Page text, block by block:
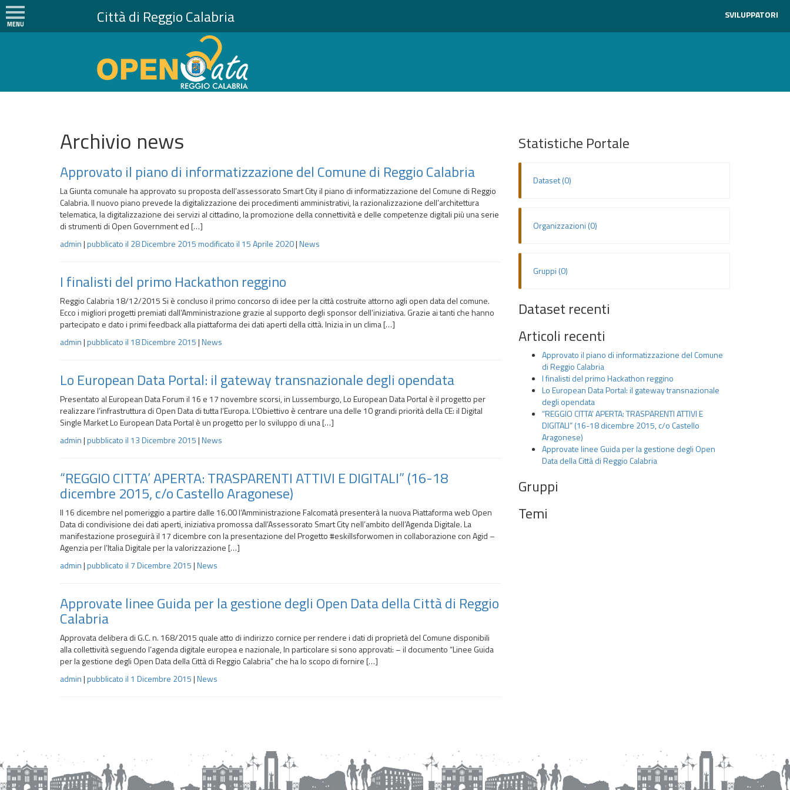
MENU Città di Reggio Calabria SVILUPPATORI
Archivio news
Approvato il piano di informatizzazione del Comune di Reggio Calabria
La Giunta comunale ha approvato su proposta dell’assessorato Smart City il piano di informatizzazione del Comune di Reggio
Calabria. Il nuovo piano prevede la digitalizzazione dei procedimenti amministrativi, la razionalizzazione dell’architettura
telematica, la digitalizzazione dei servizi al cittadino, la promozione della connettività e delle competenze digitali più una serie
di strumenti di Open Government ed […]
admin|pubblicato il 28 Dicembre 2015modificato il 15 Aprile 2020|News
I finalisti del primo Hackathon reggino
Reggio Calabria 18/12/2015 Si è concluso il primo concorso di idee per la città costruite attorno agli open data del comune.
Ecco i migliori progetti premiati dall’Amministrazione grazie al supporto degli sponsor dell’iniziativa. Grazie ai tanti che hanno
partecipato e dato i primi feedback alla piattaforma dei dati aperti della città. Inizia in un clima […]
admin|pubblicato il 18 Dicembre 2015|News
Lo European Data Portal: il gateway transnazionale degli opendata
Presentato al European Data Forum il 16 e 17 novembre scorsi, in Lussemburgo, Lo European Data Portal è il progetto per
realizzare l’infrastruttura di Open Data di tutta l’Europa. L’Obiettivo è centrare una delle 10 grandi priorità della CE: il Digital
Single Market Lo European Data Portal è un progetto per lo sviluppo di una […]
admin|pubblicato il 13 Dicembre 2015|News
“REGGIO CITTA’ APERTA: TRASPARENTI ATTIVI E DIGITALI” (16-18
dicembre 2015, c/o Castello Aragonese)
Il 16 dicembre nel pomeriggio a partire dalle 16.00 l’Amministrazione Falcomatà presenterà la nuova Piattaforma web Open
Data di condivisione dei dati aperti, iniziativa promossa dall’Assessorato Smart City nell’ambito dell’Agenda Digitale. La
manifestazione proseguirà il 17 dicembre con la presentazione del Progetto #eskillsforwomen in collaborazione con Agid –
Agenzia per l’Italia Digitale per la valorizzazione […]
admin|pubblicato il 7 Dicembre 2015|News
Approvate linee Guida per la gestione degli Open Data della Città di Reggio
Calabria
Approvata delibera di G.C. n. 168/2015 quale atto di indirizzo cornice per rendere i dati di proprietà del Comune disponibili
alla collettività seguendo l’agenda digitale europea e nazionale, In particolare si sono approvati: – il documento “Linee Guida
per la gestione degli Open Data della Città di Reggio Calabria” che ha lo scopo di fornire […]
admin|pubblicato il 1 Dicembre 2015|News
Statistiche Portale
Dataset (0)
Organizzazioni (0)
Gruppi (0)
Dataset recenti
Articoli recenti
Approvato il piano di informatizzazione del Comune
di Reggio Calabria
I finalisti del primo Hackathon reggino
Lo European Data Portal: il gateway transnazionale
degli opendata
“REGGIO CITTA’ APERTA: TRASPARENTI ATTIVI E
DIGITALI” (16-18 dicembre 2015, c/o Castello
Aragonese)
Approvate linee Guida per la gestione degli Open
Data della Città di Reggio Calabria
Gruppi
Temi